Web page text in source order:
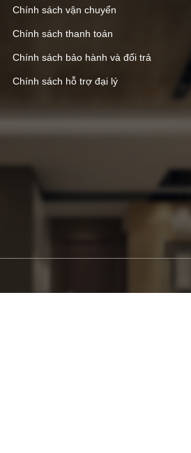
Chính sách vận chuyển
Chính sách thanh toán
Chính sách bảo hành và đổi trả
Chính sách hỗ trợ đại lý